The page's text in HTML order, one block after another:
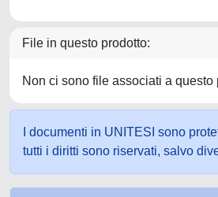
File in questo prodotto:
Non ci sono file associati a questo
I documenti in UNITESI sono
tutti i diritti sono riservati, salvo